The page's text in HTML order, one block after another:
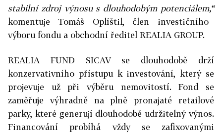
stabilní zdroj výnosu s dlouhodobým potenciálem,“
komentuje Tomáš Oplíštil, člen investičního
výboru fondu a obchodní ředitel REALIA GROUP.
REALIA FUND SICAV se dlouhodobě drží
konzervativního přístupu k investování, který se
projevuje už při výběru nemovitostí. Fond se
zaměřuje výhradně na plně pronajaté retailové
parky, které generují dlouhodobě udržitelný výnos.
Financování probíhá vždy se zafixovanými